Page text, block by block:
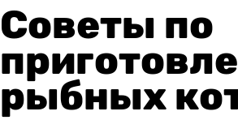
Советы по
рыбных